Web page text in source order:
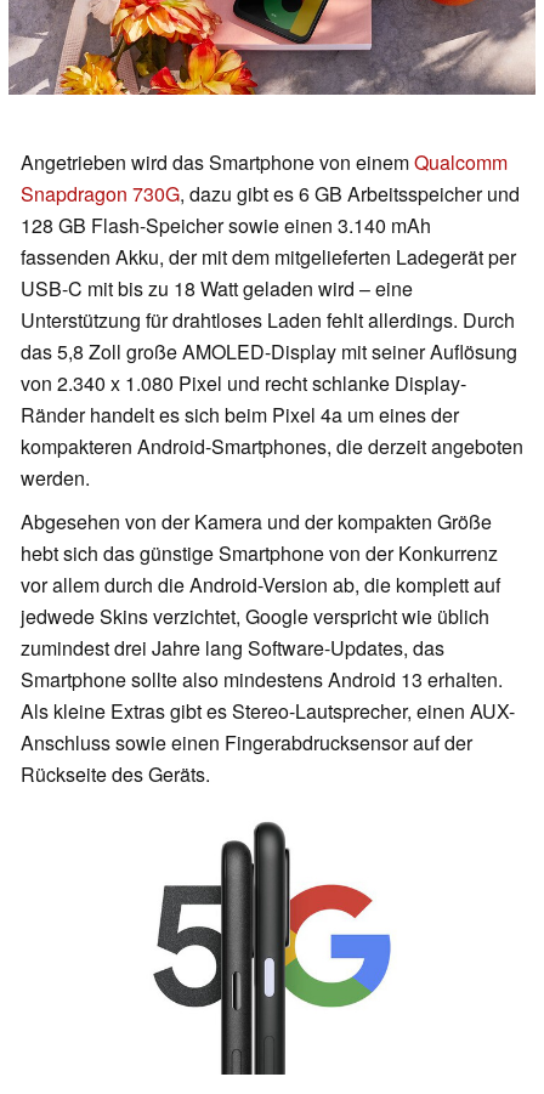
Angetrieben wird das Smartphone von einemQualcomm
Snapdragon 730G, dazu gibt es 6 GB Arbeitsspeicher und
128 GB Flash-Speicher sowie einen 3.140 mAh
fassenden Akku, der mit dem mitgelieferten Ladegerät per
USB-C mit bis zu 18 Watt geladen wird – eine
Unterstützung für drahtloses Laden fehlt allerdings. Durch
das 5,8 Zoll große AMOLED-Display mit seiner Auflösung
von 2.340 x 1.080 Pixel und recht schlanke Display-
Ränder handelt es sich beim Pixel 4a um eines der
kompakteren Android-Smartphones, die derzeit angeboten
werden.
Abgesehen von der Kamera und der kompakten Größe
hebt sich das günstige Smartphone von der Konkurrenz
vor allem durch die Android-Version ab, die komplett auf
jedwede Skins verzichtet, Google verspricht wie üblich
zumindest drei Jahre lang Software-Updates, das
Smartphone sollte also mindestens Android 13 erhalten.
Als kleine Extras gibt es Stereo-Lautsprecher, einen AUX-
Anschluss sowie einen Fingerabdrucksensor auf der
Rückseite des Geräts.